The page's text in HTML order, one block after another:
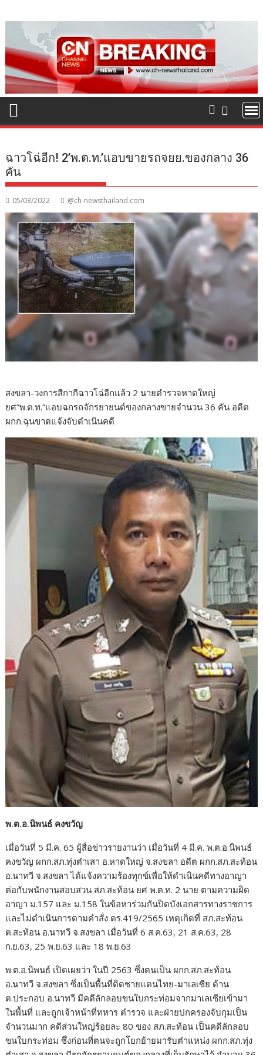
to
content
ฉาวโฉ่อีก! 2’พ.ต.ท.’แอบขายรถจยย.ของกลาง 36
คัน
05/03/2022 @ch-newsthailand.com
สงขลา-วงการสีกากีฉาวโฉ่อีกแล้ว 2 นายตำรวจหาดใหญ่
ยศ”พ.ต.ท.”แอบฉกรถจักรยายนต์ของกลางขายจำนวน 36 คัน อดีต
ผกก.ฉุนขาดแจ้งจับดำเนินคดี
พ.ต.อ.นิพนธ์ คงขวัญ
เมื่อวันที่ 5 มี.ค. 65 ผู้สื่อข่าวรายงานว่า เมื่อวันที่ 4 มี.ค. พ.ต.อ.นิพนธ์
คงขวัญ ผกก.สภ.ทุ่งตำเสา อ.หาดใหญ่ จ.สงขลา อดีต ผกก.สภ.สะท้อน
อ.นาทวี จ.สงขลา ได้แจ้งความร้องทุกข์เพื่อให้ดำเนินคดีทางอาญา
ต่อกับพนักงานสอบสวน สภ.สะท้อน ยศ พ.ต.ท. 2 นาย ตามความผิด
อาญา ม.157 และ ม.158 ในข้อหาร่วมกันปิดบังเอกสารทางราชการ
และไม่ดำเนินการตามคำสั่ง ตร.419/2565 เหตุเกิดที่ สภ.สะท้อน
ต.สะท้อน อ.นาทวี จ.สงขลา เมื่อวันที่ 6 ส.ค.63, 21 ส.ค.63, 28
ก.ย.63, 25 พ.ย.63 และ 18 พ.ย.63
พ.ต.อ.นิพนธ์ เปิดเผยว่า ในปี 2563 ซึ่งตนเป็น ผกก.สภ.สะท้อน
อ.นาทวี จ.สงขลา ซึ่งเป็นพื้นที่ติดชายแดนไทย-มาเลเซีย ด้าน
ต.ประกอบ อ.นาทวี มีคดีลักลอบขนใบกระท่อมจากมาเลเซียเข้ามา
ในพื้นที่ และถูกเจ้าหน้าที่ทหาร ตำรวจ และฝ่ายปกครองจับกุมเป็น
จำนวนมาก คดีส่วนใหญ่ร้อยละ 80 ของ สภ.สะท้อน เป็นคดีลักลอบ
ขนใบกระท่อม ซึ่งก่อนที่ตนจะถูกโยกย้ายมารับตำแหน่ง ผกก.สภ.ทุ่ง